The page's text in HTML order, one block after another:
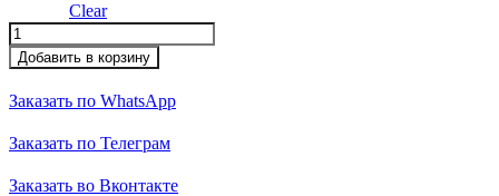
Clear
Рубашка
quantity
Добавить в корзину
Заказать по WhatsApp
Заказать по Телеграм
Заказать во Вконтакте